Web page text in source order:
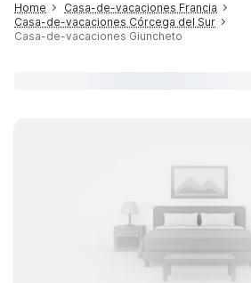
Home
Casa-de-vacaciones Francia
Casa-de-vacaciones Córcega del Sur
Casa-de-vacaciones Giuncheto